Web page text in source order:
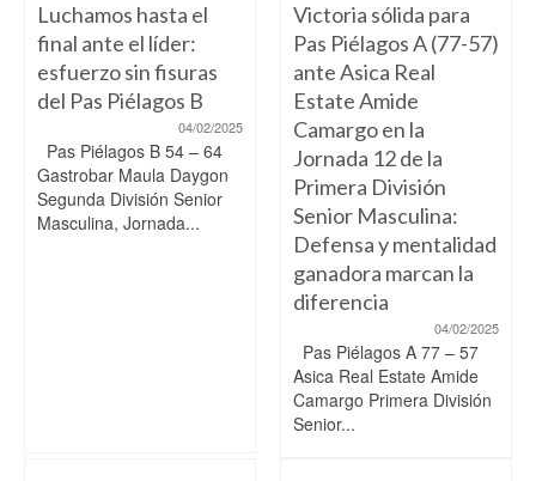
Luchamos hasta el
final ante el líder:
esfuerzo sin fisuras
del Pas Piélagos B
04/02/2025
Pas Piélagos B 54 – 64
Gastrobar Maula Daygon
Segunda División Senior
Masculina, Jornada...
Victoria sólida para
Pas Piélagos A (77-57)
ante Asica Real
Estate Amide
Camargo en la
Jornada 12 de la
Primera División
Senior Masculina:
Defensa y mentalidad
ganadora marcan la
diferencia
04/02/2025
Pas Piélagos A 77 – 57
Asica Real Estate Amide
Camargo Primera División
Senior...